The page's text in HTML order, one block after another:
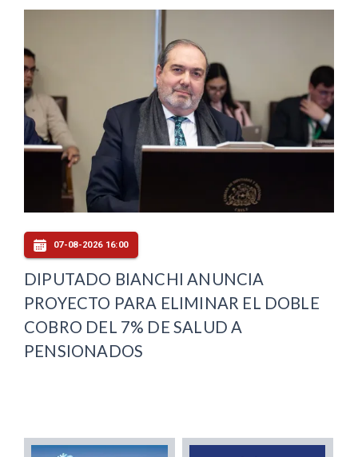
07-08-2026 16:00
DIPUTADO BIANCHI ANUNCIA
PROYECTO PARA ELIMINAR EL DOBLE
COBRO DEL 7% DE SALUD A
PENSIONADOS